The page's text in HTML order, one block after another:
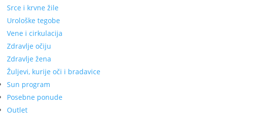
Srce i krvne žile
Urološke tegobe
Vene i cirkulacija
Zdravlje očiju
Zdravlje žena
Žuljevi, kurije oči i bradavice
Sun program
Posebne ponude
Outlet